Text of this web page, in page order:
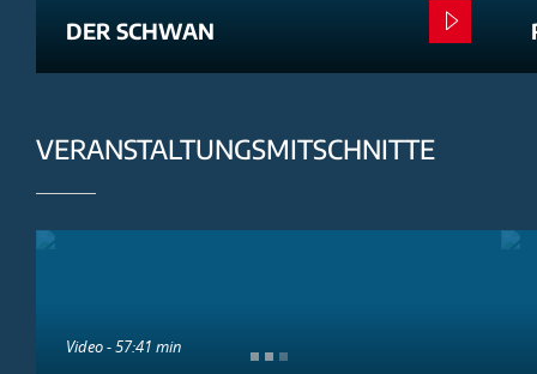
DER SCHWAN
VERANSTALTUNGSMITSCHNITTE
Video - 57:41 min